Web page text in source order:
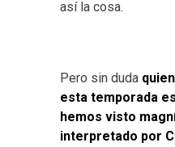
así la cosa.
Pero sin duda
esta temporada
hemos visto
interpretado por